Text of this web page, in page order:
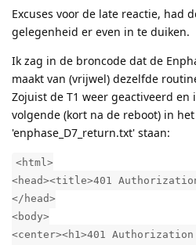
Excuses voor de late reactie, had
gelegenheid er even in te duiken.
Ik zag in de broncode dat de
maakt van (vrijwel) dezelfde
Zojuist de T1 weer geactiveerd
volgende (kort na de reboot) in
'enphase_D7_return.txt' staan:
<html>
<head><title>401
</head>
<body>
<center><h1>401